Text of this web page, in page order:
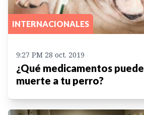
INTERNACIONALES
9:27 PM 28 oct. 2019
¿Qué medicamentos
muerte a tu perro?